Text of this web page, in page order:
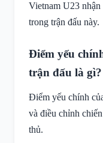
Vietnam U23 nhận
trong trận đấu này.
Điểm yếu
trận đấu là gì?
Điểm yếu chính
và điều chỉnh
thủ.